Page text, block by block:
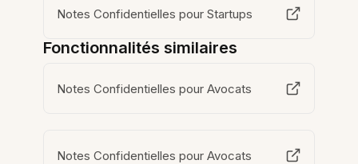
Notes Confidentielles pour Startups
Fonctionnalités similaires
Notes Confidentielles pour Avocats
Notes Confidentielles pour Avocats